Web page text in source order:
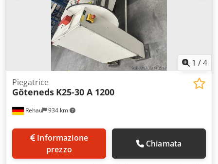
1 /4
Rehau 934 km
Piegatrice
Göteneds K25-30 A 1200
prezzo
Chiamata